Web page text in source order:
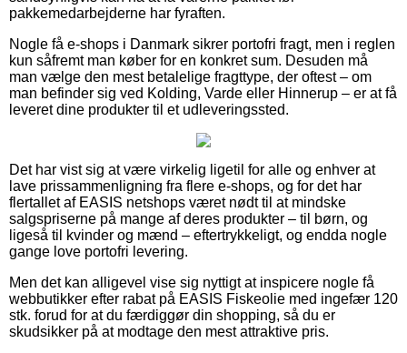
pakkemedarbejderne har fyraften.
Nogle få e-shops i Danmark sikrer portofri fragt, men i reglen
kun såfremt man køber for en konkret sum. Desuden må
man vælge den mest betalelige fragttype, der oftest – om
man befinder sig ved Kolding, Varde eller Hinnerup – er at få
leveret dine produkter til et udleveringssted.
Det har vist sig at være virkelig ligetil for alle og enhver at
lave prissammenligning fra flere e-shops, og for det har
flertallet af EASIS netshops været nødt til at mindske
salgspriserne på mange af deres produkter – til børn, og
ligeså til kvinder og mænd – eftertrykkeligt, og endda nogle
gange love portofri levering.
Men det kan alligevel vise sig nyttigt at inspicere nogle få
webbutikker efter rabat på EASIS Fiskeolie med ingefær 120
stk. forud for at du færdiggør din shopping, så du er
skudsikker på at modtage den mest attraktive pris.